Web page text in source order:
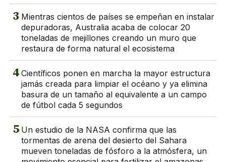
3 Mientras cientos de países se empeñan en instalar
depuradoras, Australia acaba de colocar 20
toneladas de mejillones creando un muro que
restaura de forma natural el ecosistema
4 Científicos ponen en marcha la mayor estructura
jamás creada para limpiar el océano y ya elimina
basura de un tamaño al equivalente a un campo
de fútbol cada 5 segundos
5 Un estudio de la NASA confirma que las
tormentas de arena del desierto del Sahara
mueven toneladas de fósforo a la atmósfera, un